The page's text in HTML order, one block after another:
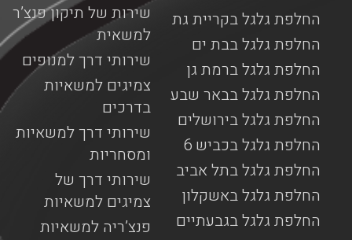
שירות של תיקון פנצ’ר
למשאית
שירותי דרך למנופים
צמיגים למשאיות
בדרכים
שירותי דרך למשאיות
ומסחריות
שירותי דרך של
צמיגים למשאיות
פנצ’ריה למשאיות
החלפת גלגל בקריית גת
החלפת גלגל בבת ים
החלפת גלגל ברמת גן
החלפת גלגל בבאר שבע
החלפת גלגל בירושלים
החלפת גלגל בכביש 6
החלפת גלגל בתל אביב
החלפת גלגל באשקלון
החלפת גלגל בגבעתיים